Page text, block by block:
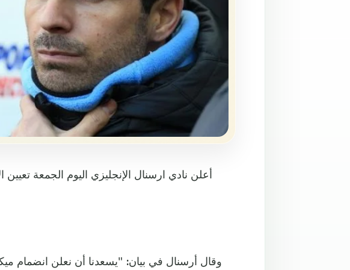
أعلن نادي ارسنال الإنجليزي اليوم الجمعة تعيين
وقال أرسنال في بيان: "يسعدنا أن نعلن انضمام